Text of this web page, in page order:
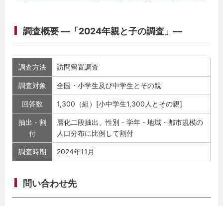
調査概要 ―「2024年親と子の調査」―
調査方法 訪問留置調査
調査対象 全国・小学生及び中学生とその親
回答数 1,300（組）[小中学生1,300人とその親]
抽出・割
付
層化二段抽出、性別・学年・地域・都市規模の
人口分布に比例して割付
調査時期 2024年11月
問い合わせ先